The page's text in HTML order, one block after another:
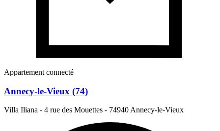
Appartement connecté
Annecy-le-Vieux (74)
Villa Iliana - 4 rue des Mouettes - 74940 Annecy-le-Vieux